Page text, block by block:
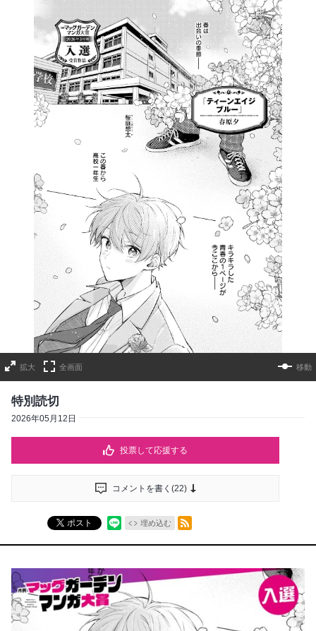
拡大 全画面 移動
特別読切
2026年05月12日
投票して応援する
コメントを書く(22)
ポスト 埋め込む
RSSフィード